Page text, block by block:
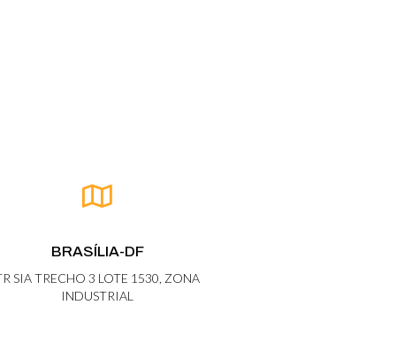
BRASÍLIA-DF
SIA TRECHO 3 LOTE 1530, ZONA
INDUSTRIAL